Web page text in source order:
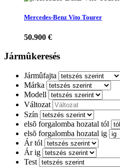
Mercedes-Benz Vito Tourer
50.900 €
Jármûkeresés
Jármûfajta
Márka
Modell
Változat
Szín
elsõ forgalomba hozatal tól
elsõ forgalomba hozatal ig
Ár tól
Ár ig
Test